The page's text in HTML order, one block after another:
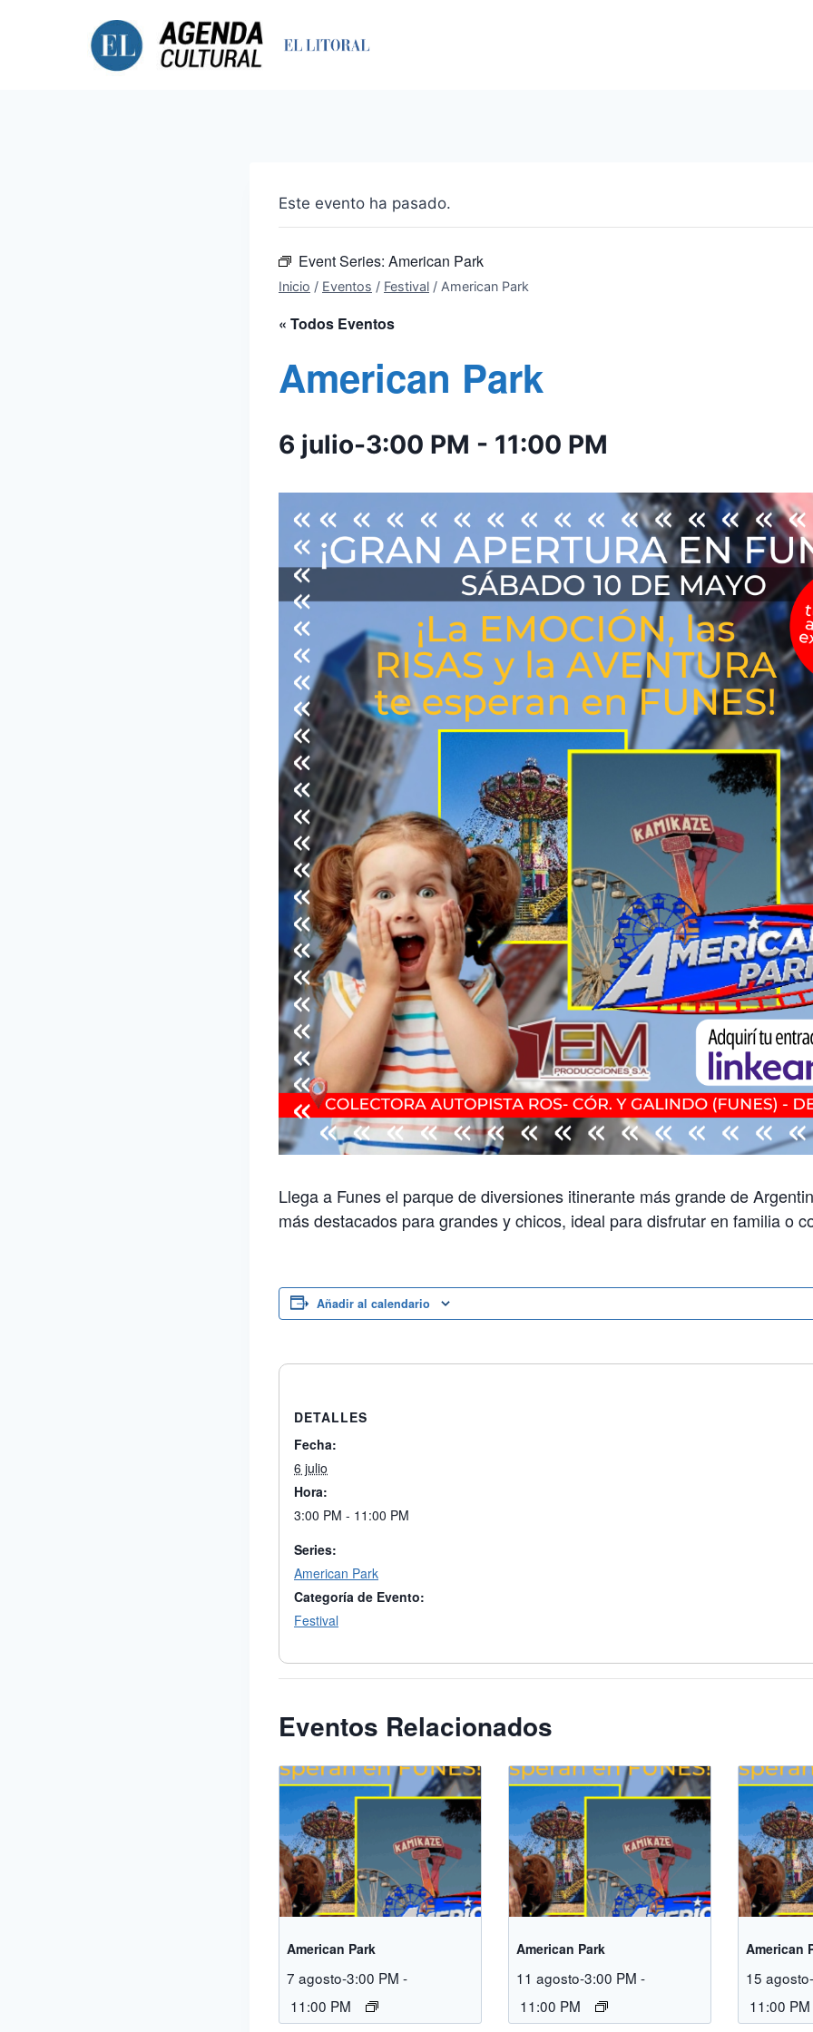
Este evento ha pasado.
Event Series: American Park
Inicio / Eventos / Festival / American Park
« Todos Eventos
American Park
6 julio-3:00 PM - 11:00 PM
Llega a Funes el parque de diversiones itinerante más grande de
más destacados para grandes y chicos, ideal para disfrutar en familia o
Añadir al calendario
DETALLES
Fecha:
6 julio
Hora:
3:00 PM - 11:00 PM
Series:
American Park
Categoría de Evento:
Festival
Eventos Relacionados
American Park
7 agosto-3:00 PM -
11:00 PM
American Park
11 agosto-3:00 PM -
11:00 PM
American
15
11:00 PM